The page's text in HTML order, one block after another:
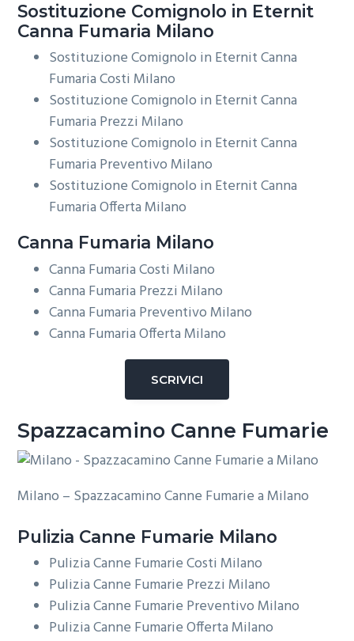
Sostituzione Comignolo in Eternit
Canna Fumaria Milano
Sostituzione Comignolo in Eternit Canna
Fumaria Costi Milano
Sostituzione Comignolo in Eternit Canna
Fumaria Prezzi Milano
Sostituzione Comignolo in Eternit Canna
Fumaria Preventivo Milano
Sostituzione Comignolo in Eternit Canna
Fumaria Offerta Milano
Canna Fumaria Milano
Canna Fumaria Costi Milano
Canna Fumaria Prezzi Milano
Canna Fumaria Preventivo Milano
Canna Fumaria Offerta Milano
SCRIVICI
Spazzacamino Canne Fumarie
Milano – Spazzacamino Canne Fumarie a Milano
Pulizia Canne Fumarie Milano
Pulizia Canne Fumarie Costi Milano
Pulizia Canne Fumarie Prezzi Milano
Pulizia Canne Fumarie Preventivo Milano
Pulizia Canne Fumarie Offerta Milano